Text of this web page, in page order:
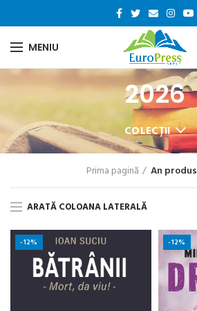
MENIU
2026
COLECȚII
Prima pagină An produs
ARATĂ COLOANA LATERALĂ
-12% -12%